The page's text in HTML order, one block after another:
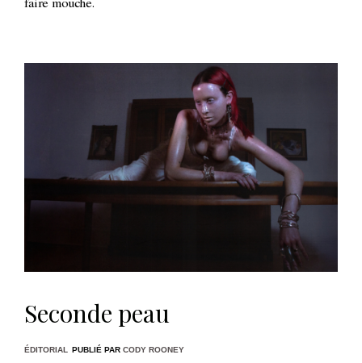
faire mouche.
Seconde peau
ÉDITORIAL PUBLIÉ PAR CODY ROONEY